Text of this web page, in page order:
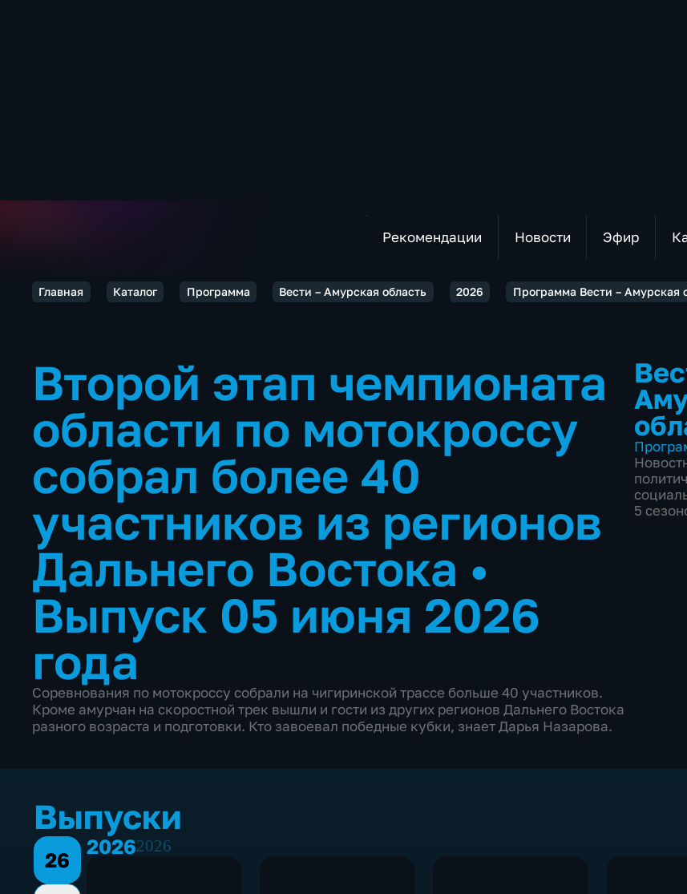
Рекомендации Новости Эфир
Главная Каталог Программа Вести – Амурская область 2026 Программа Вести – Амурская
Второй этап чемпионата
области по мотокроссу
собрал более 40
участников из регионов
Дальнего Востока •
Выпуск 05 июня 2026
года
Соревнования по мотокроссу собрали на чигиринской трассе больше 40 участников.
Кроме амурчан на скоростной трек вышли и гости из других регионов Дальнего Востока
разного возраста и подготовки. Кто завоевал победные кубки, знает Дарья Назарова.
5
Выпуски
26
20262026